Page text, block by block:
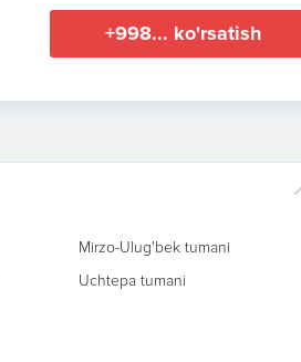
+998... ko'rsatish
Mirzo-Ulug'bek tumani
Uchtepa tumani